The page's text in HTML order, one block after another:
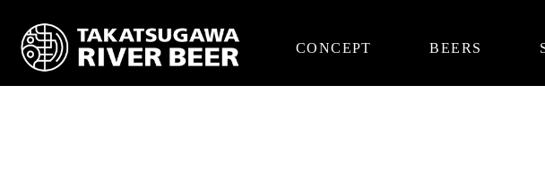
CONCEPT BEERS